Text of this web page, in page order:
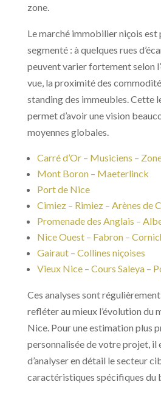
zone.
Le marché immobilier niçois
segmenté : à quelques rues
peuvent varier fortement selon
vue, la proximité des
standing des immeubles. Cette
permet d’avoir une vision
moyennes globales.
Carré d’Or – Musiciens –
Mont Boron – Maeterlinck
Port de Nice
Cimiez – Rimiez – Arènes de
Promenade des Anglais –
Nice Ouest – Fabron –
Gairaut – Collines niçoises
Vieux Nice – Cours Saleya –
Ces analyses sont
refléter au mieux l’évolution du
Nice. Pour une estimation plus
personnalisée de votre projet, il
d’analyser en détail le secteur
caractéristiques spécifiques du